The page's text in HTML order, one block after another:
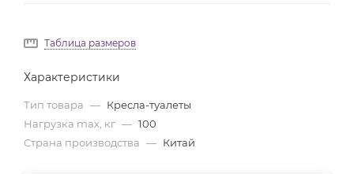
Таблица размеров
Характеристики
Тип товара — Кресла-туалеты
Нагрузка max, кг — 100
Страна производства — Китай